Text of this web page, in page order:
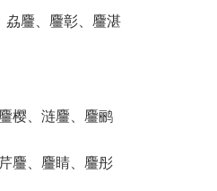
劦麠、麠彰、麠湛
樱、涟麠、麠鹂
麠、麠睛、麠彤